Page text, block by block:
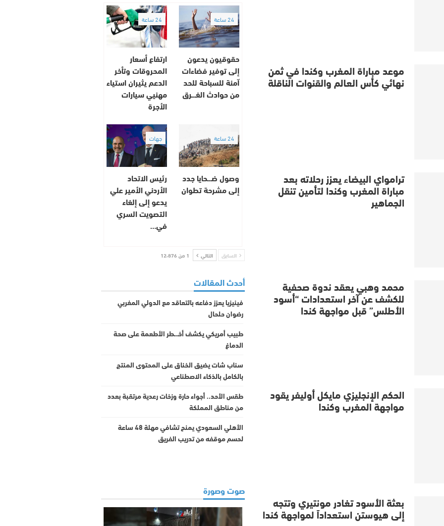
موعد مباراة المغرب وكندا في ثمن
نهائي كأس العالم والقنوات الناقلة
ترامواي البيضاء يعزز رحلاته بعد
مباراة المغرب وكندا لتأمين تنقل
الجماهير
محمد وهبي يعقد ندوة صحفية
للكشف عن آخر استعدادات “أسود
الأطلس” قبل مواجهة كندا
الحكم الإنجليزي مايكل أوليفر يقود
مواجهة المغرب وكندا
بعثة الأسود تغادر مونتيري وتتجه
إلى هيوستن استعداداً لمواجهة كندا
24 ساعة
حقوقيون يدعون
إلى توفير فضاءات
آمنة للسباحة للحد
من حوادث الغـ.ـرق
24 ساعة
ارتفاع أسعار
المحروقات وتأخر
الدعم يثيران استياء
مهنيي سيارات
الأجرة
24 ساعة
وصول ضـ.ـحايا جدد
إلى مشرحة تطوان
جهات
رئيس الاتحاد
الأردني الأمير علي
يدعو إلى إلغاء
التصويت السري
في…
السابق التالي 1 من 12٬876
أحدث المقالات
فينيزيا يعزز دفاعه بالتعاقد مع الدولي المغربي
رضوان حلحال
طبيب أمريكي يكشف أخـ.ـطر الأطعمة على صحة
الدماغ
سناب شات يضيق الخناق على المحتوى المنتج
بالكامل بالذكاء الاصطناعي
طقس الأحد.. أجواء حارة وزخات رعدية مرتقبة بعدد
من مناطق المملكة
الأهلي السعودي يمنح تشافي مهلة 48 ساعة
لحسم موقفه من تدريب الفريق
صوت وصورة